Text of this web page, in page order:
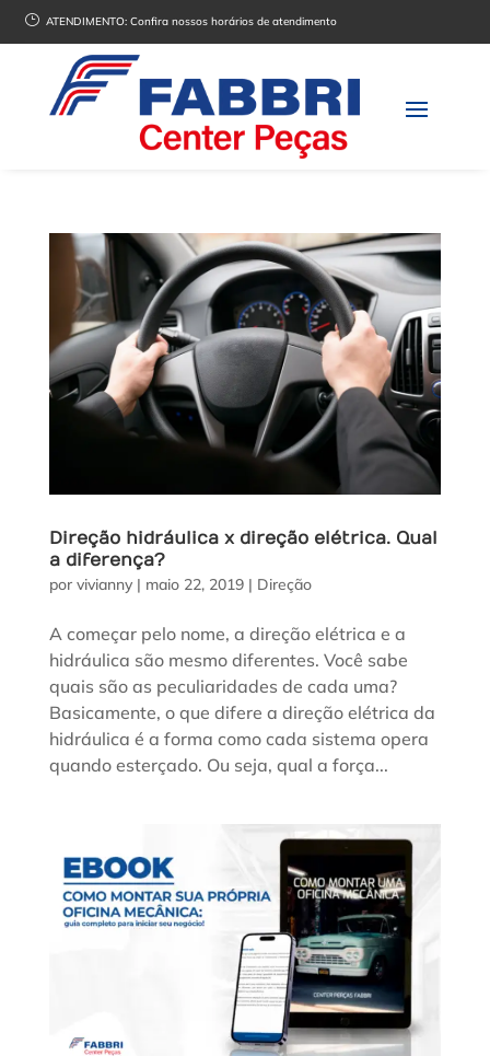
} ATENDIMENTO:Confira nossos horários de atendimento
Direção hidráulica x direção elétrica. Qual
a diferença?
por vivianny| maio 22, 2019| Direção
A começar pelo nome, a direção elétrica e a
hidráulica são mesmo diferentes. Você sabe
quais são as peculiaridades de cada uma?
Basicamente, o que difere a direção elétrica da
hidráulica é a forma como cada sistema opera
quando esterçado. Ou seja, qual a força...